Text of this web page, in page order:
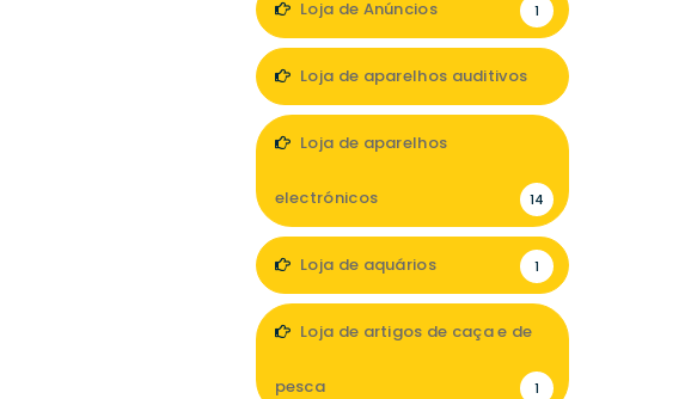
Loja de Anúncios 1
Loja de aparelhos auditivos
Loja de aparelhos
electrónicos 14
Loja de aquários 1
Loja de artigos de caça e de
pesca 1